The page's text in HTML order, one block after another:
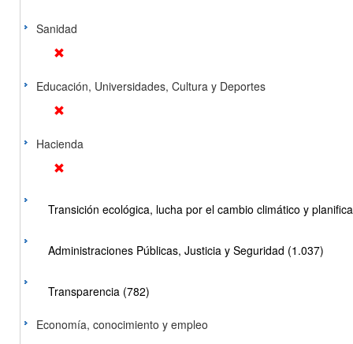
Sanidad
Educación, Universidades, Cultura y Deportes
Hacienda
Transición ecológica, lucha por el cambio climático y
Administraciones Públicas, Justicia y Seguridad (1.037)
Transparencia (782)
Economía, conocimiento y empleo